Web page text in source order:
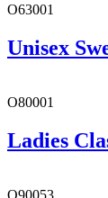
O63001
Unisex
O80001
Ladies
O90053